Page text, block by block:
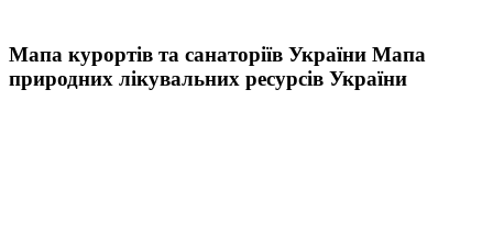
Мапа курортів та санаторіїв України Мапа
природних лікувальних ресурсів України